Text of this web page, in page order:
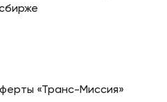
«Транс-Миссия»